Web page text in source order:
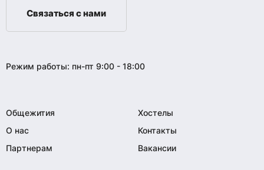
Общежития
Хостелы
О нас
Контакты
Партнерам
Вакансии
Режим работы: пн-пт 9:00 - 18:00
Связаться с нами